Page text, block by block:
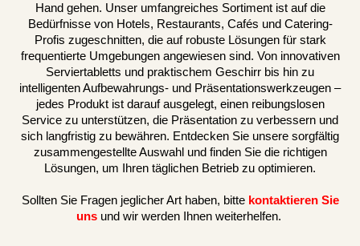
Hand gehen. Unser umfangreiches Sortiment ist auf die
Bedürfnisse von Hotels, Restaurants, Cafés und Catering-
Profis zugeschnitten, die auf robuste Lösungen für stark
frequentierte Umgebungen angewiesen sind. Von innovativen
Serviertabletts und praktischem Geschirr bis hin zu
intelligenten Aufbewahrungs- und Präsentationswerkzeugen –
jedes Produkt ist darauf ausgelegt, einen reibungslosen
Service zu unterstützen, die Präsentation zu verbessern und
sich langfristig zu bewähren. Entdecken Sie unsere sorgfältig
zusammengestellte Auswahl und finden Sie die richtigen
Lösungen, um Ihren täglichen Betrieb zu optimieren.
Sollten Sie Fragen jeglicher Art haben, bitte kontaktieren Sie
unsund wir werden Ihnen weiterhelfen.